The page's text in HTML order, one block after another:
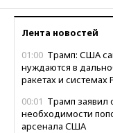
Лента новостей
01:00 Трамп: США
нуждаются в
ракетах и системах
00:01 Трамп заявил
необходимости
арсенала США